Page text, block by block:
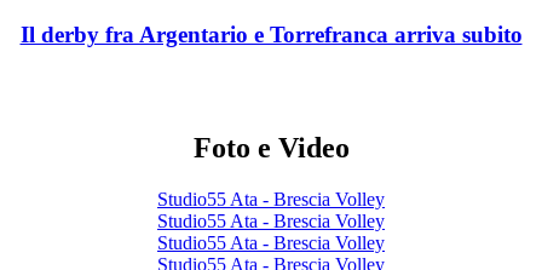
Il derby fra Argentario e Torrefranca arriva subito
Foto e Video
Studio55 Ata - Brescia Volley
Studio55 Ata - Brescia Volley
Studio55 Ata - Brescia Volley
Studio55 Ata - Brescia Volley